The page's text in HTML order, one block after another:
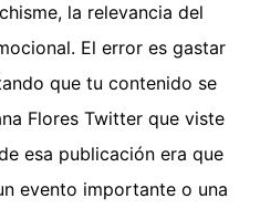
la relevancia del
El error es gastar
que tu contenido se
Flores Twitter que viste
esa publicación era que
evento importante o una